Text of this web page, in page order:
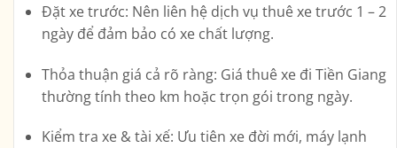
Đặt xe trước: Nên liên hệ dịch vụ thuê xe trước 1 – 2
ngày để đảm bảo có xe chất lượng.
Thỏa thuận giá cả rõ ràng: Giá thuê xe đi Tiền Giang
thường tính theo km hoặc trọn gói trong ngày.
Kiểm tra xe & tài xế: Ưu tiên xe đời mới, máy lạnh